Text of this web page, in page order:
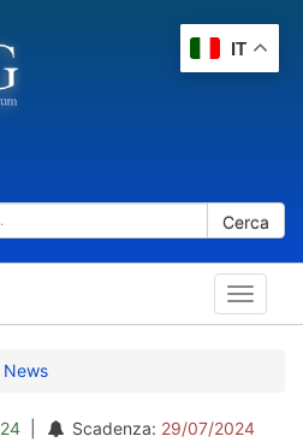
Cerca
Toggle
News
Scadenza: 29/07/2024
IT